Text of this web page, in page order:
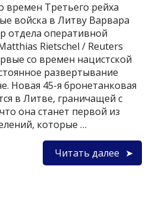
времен Третьего рейха
войска в Литву Варвара
отдела оперативной
Rietschel / Reuters
со времен нацистской
развертывание
Новая 45-я бронетанковая
в Литве, граничащей с
она станет первой из
которые …
Читать далее